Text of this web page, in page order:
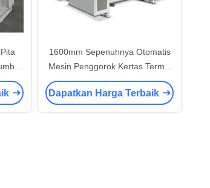
1600mm Sepenuhnya Otomatis
Mesin Penggorok Kertas Termal
50-350m/Min
Dapatkan Harga Terbaik